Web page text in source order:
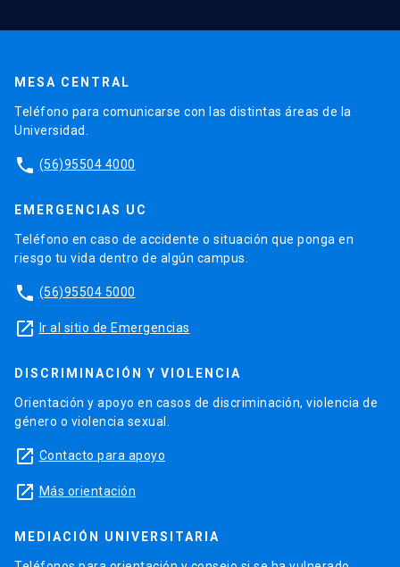
MESA CENTRAL
Teléfono para comunicarse con las distintas áreas de la
Universidad.
phone (56)95504 4000
EMERGENCIAS UC
Teléfono en caso de accidente o situación que ponga en
riesgo tu vida dentro de algún campus.
phone (56)95504 5000
launch Ir al sitio de Emergencias
DISCRIMINACIÓN Y VIOLENCIA
Orientación y apoyo en casos de discriminación, violencia de
género o violencia sexual.
launch Contacto para apoyo
launch Más orientación
MEDIACIÓN UNIVERSITARIA